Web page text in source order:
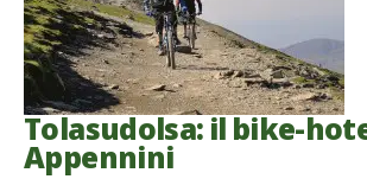
Tolasudolsa: il bike-
Appennini